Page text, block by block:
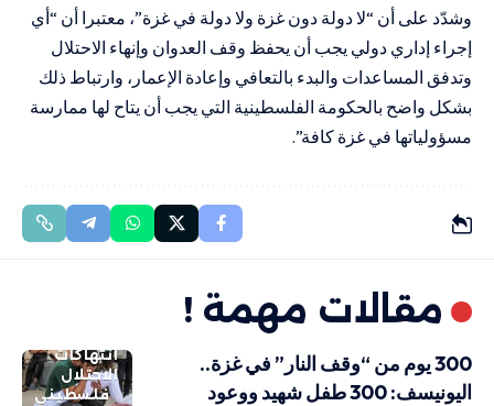
وشدّد على أن “لا دولة دون غزة ولا دولة في غزة”، معتبرا أن “أي
إجراء إداري دولي يجب أن يحفظ وقف العدوان وإنهاء الاحتلال
وتدفق المساعدات والبدء بالتعافي وإعادة الإعمار، وارتباط ذلك
بشكل واضح بالحكومة الفلسطينية التي يجب أن يتاح لها ممارسة
مسؤولياتها في غزة كافة”.
مقالات مهمة !
انتهاكات
الاحتلال
فلسطيني
300 يوم من “وقف النار” في غزة..
اليونيسف: 300 طفل شهيد ووعود